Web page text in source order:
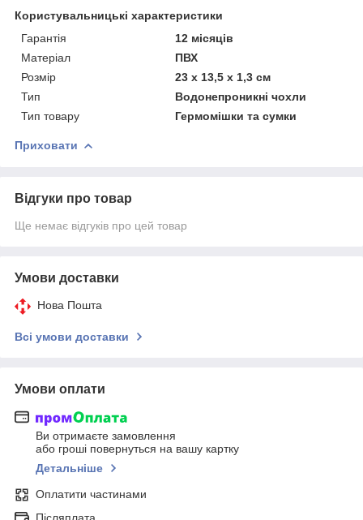
Користувальницькі характеристики
Гарантія
12 місяців
Матеріал
ПВХ
Розмір
23 х 13,5 х 1,3 см
Тип
Водонепроникні чохли
Тип товару
Гермомішки та сумки
Приховати
Відгуки про товар
Ще немає відгуків про цей товар
Умови доставки
Нова Пошта
Всі умови доставки
Умови оплати
Ви отримаєте замовлення
або гроші повернуться на вашу картку
Детальніше
Оплатити частинами